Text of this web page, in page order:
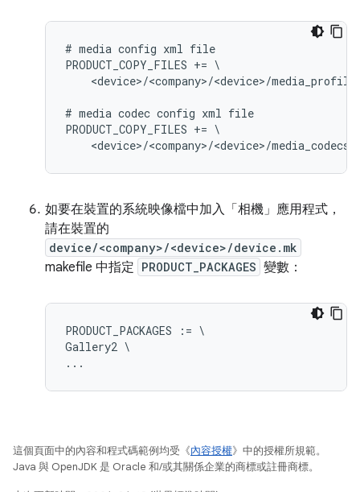
# media config xml file
PRODUCT_COPY_FILES += \
<device>/<company>/<device>/
# media codec config xml file
PRODUCT_COPY_FILES += \
如要在裝置的系統映像檔中加入「相機」應用程式，
請在裝置的
device/<company>/<device>/device.mk
makefile 中指定 PRODUCT_PACKAGES 變數：
PRODUCT_PACKAGES := \
Gallery2 \
這個頁面中的內容和程式碼範例均受《內容授權》中的授權所規範。
Java 與 OpenJDK 是 Oracle 和/或其關係企業的商標或註冊商標。